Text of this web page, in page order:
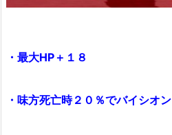
・最大HP＋１８
・味方死亡時２０％でバイシオン